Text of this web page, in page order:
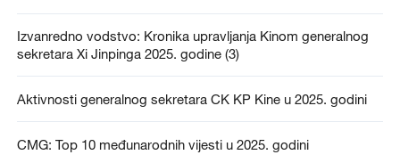
Izvanredno vodstvo: Kronika upravljanja Kinom generalnog
sekretara Xi Jinpinga 2025. godine (3)
Aktivnosti generalnog sekretara CK KP Kine u 2025. godini
CMG: Top 10 međunarodnih vijesti u 2025. godini